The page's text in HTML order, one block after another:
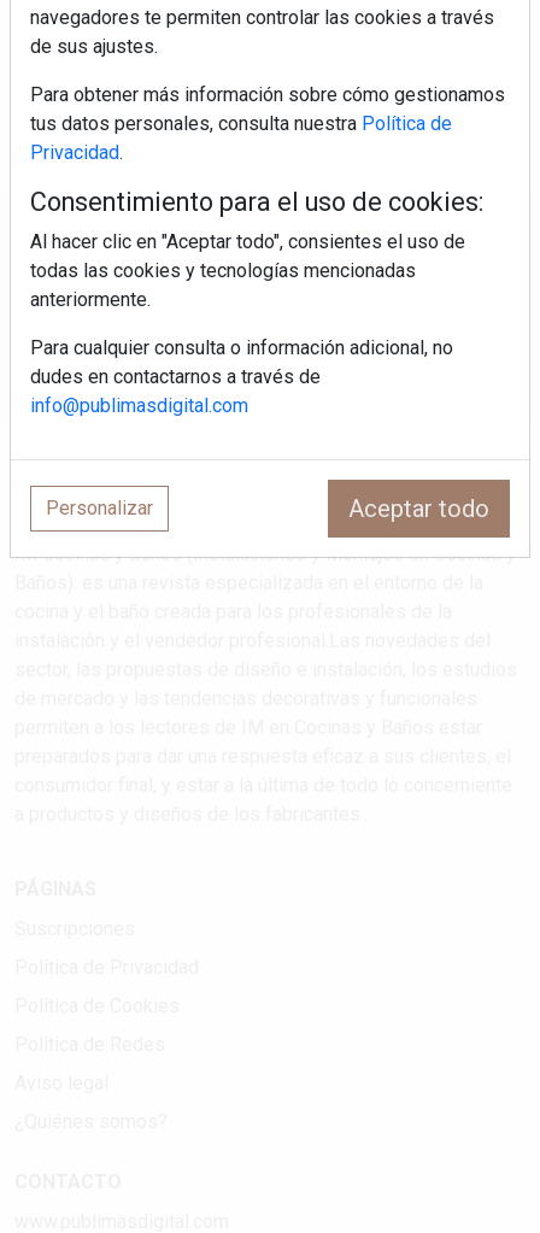
Canarias, Ceuta y Melilla
Regístrate y accede a contenidos
exclusivos
IM Cocinas y Baños (Instalaciones y Montajes en Cocinas y
navegadores te permiten controlar las cookies a través
de sus ajustes.
Para obtener más información sobre cómo gestionamos
tus datos personales, consulta nuestra Política de
Privacidad.
Consentimiento para el uso de cookies:
Al hacer clic en "Aceptar todo", consientes el uso de
todas las cookies y tecnologías mencionadas
anteriormente.
Para cualquier consulta o información adicional, no
dudes en contactarnos a través de
info@publimasdigital.com
Personalizar Aceptar todo